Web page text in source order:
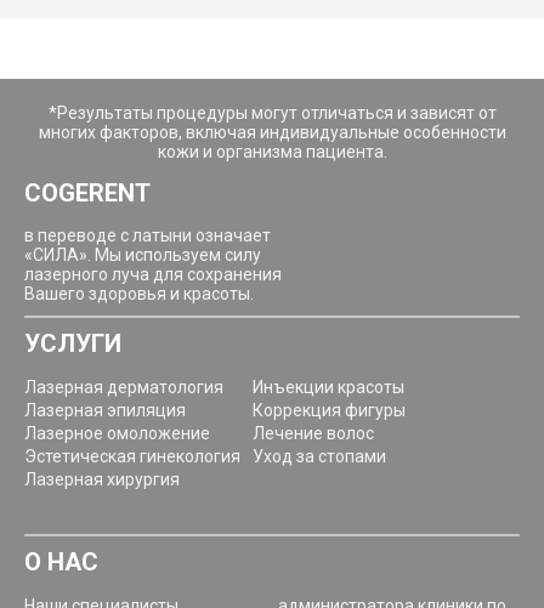
*Результаты процедуры могут отличаться и зависят от
многих факторов, включая индивидуальные особенности
кожи и организма пациента.
COGERENT
в переводе с латыни означает
«СИЛА». Мы используем силу
лазерного луча для сохранения
Вашего здоровья и красоты.
УСЛУГИ
Лазерная дерматология
Лазерная эпиляция
Лазерное омоложение
Эстетическая гинекология
Лазерная хирургия
Инъекции красоты
Коррекция фигуры
Лечение волос
Уход за стопами
О НАС